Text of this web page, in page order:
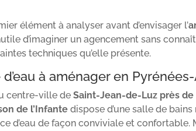
élément à analyser avant d’envisager l’
d’imaginer un agencement sans
techniques qu’elle présente.
à aménager en
centre-ville deSaint-Jean-de-Luz près de
de l’Infante dispose d’une salle de
d’eau de façon conviviale et